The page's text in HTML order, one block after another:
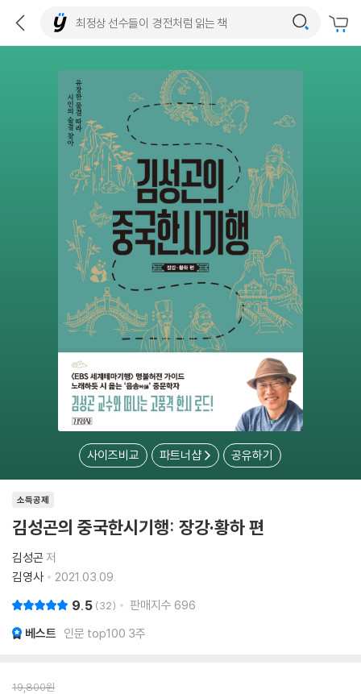
사이즈비교 파트너샵 공유하기
소득공제
김성곤의 중국한시기행: 장강·황하 편
김성곤 저
김영사
2021.03.09.
9.5 32 판매지수 696
베스트 인문 top100 3주
19,800원